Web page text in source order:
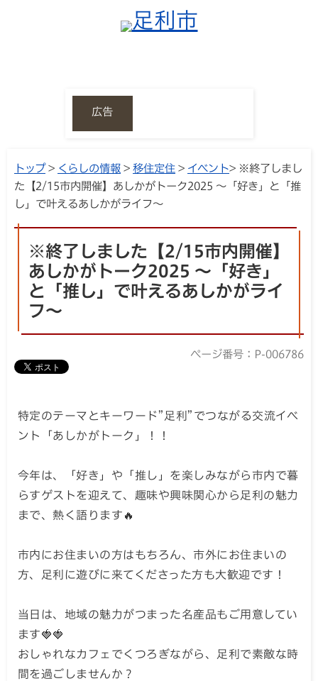
広告
トップ> くらしの情報 > 移住定住 > イベント> ※終了しまし
た【2/15市内開催】あしかがトーク2025 ～「好き」と「推
し」で叶えるあしかがライフ～
※終了しました【2/15市内開催】
あしかがトーク2025 ～「好き」
と「推し」で叶えるあしかがライ
フ～
ページ番号：P-006786
特定のテーマとキーワード”足利”でつながる交流イベ
ント「あしかがトーク」！！
今年は、「好き」や「推し」を楽しみながら市内で暮
らすゲストを迎えて、趣味や興味関心から足利の魅力
まで、熱く語ります🔥
市内にお住まいの方はもちろん、市外にお住まいの
方、足利に遊びに来てくださった方も大歓迎です！
当日は、地域の魅力がつまった名産品もご用意してい
ます🍓🍓
おしゃれなカフェでくつろぎながら、足利で素敵な時
間を過ごしませんか？